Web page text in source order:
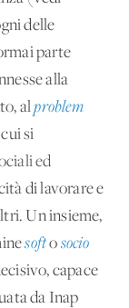
delle
parte
alla
alproblem
si
ed
di lavorare e
Un insieme,
softo socio
capace
da Inap